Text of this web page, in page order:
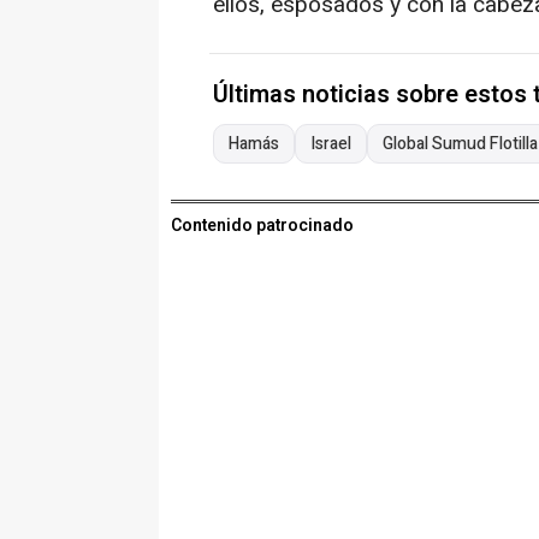
Últimas noticias sobre estos
Hamás Israel Global Sumud Flotilla
Contenido patrocinado